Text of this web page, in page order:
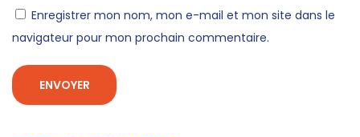
Enregistrer mon nom, mon e-mail et mon site dans le
navigateur pour mon prochain commentaire.